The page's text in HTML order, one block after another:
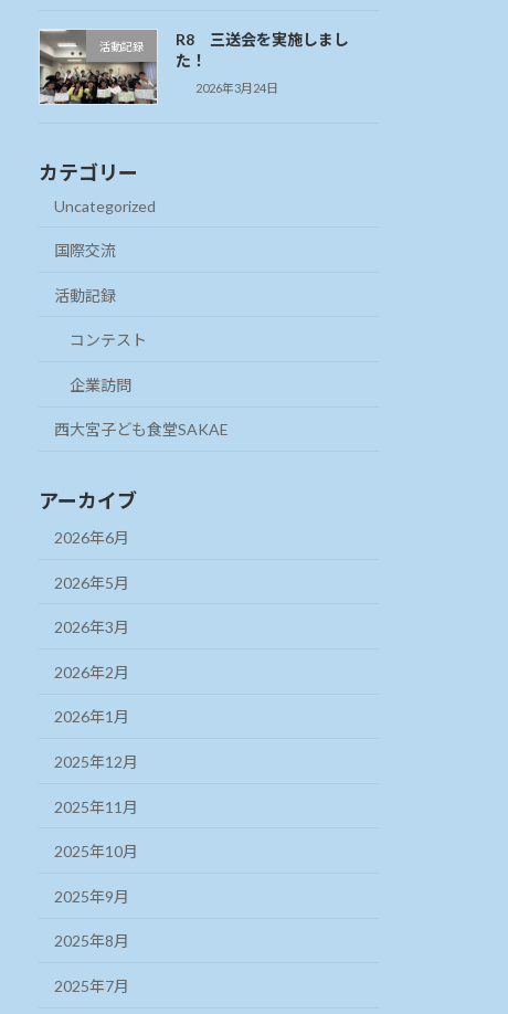
活動記録
R8 三送会を実施しまし
た！
2026年3月24日
カテゴリー
Uncategorized
国際交流
活動記録
コンテスト
企業訪問
西大宮子ども食堂SAKAE
アーカイブ
2026年6月
2026年5月
2026年3月
2026年2月
2026年1月
2025年12月
2025年11月
2025年10月
2025年9月
2025年8月
2025年7月